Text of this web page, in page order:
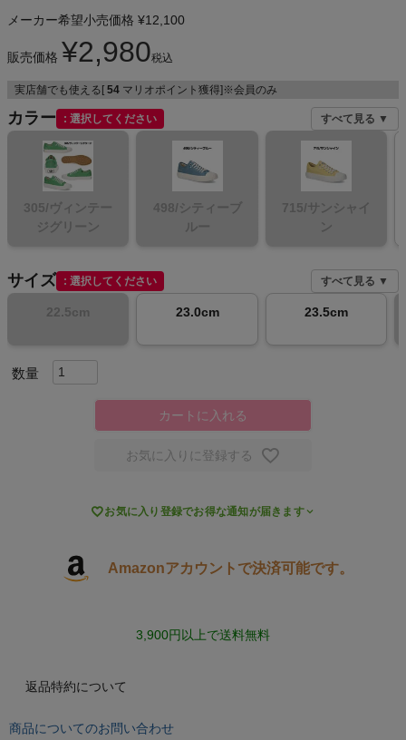
メンズスポーツウェア
レディーススポーツウェア
ヨガ
キャンプ・フェス
インフィット INFIT
メーカー希望小売価格 ¥12,100
販売価格 ¥2,980税込
実店舗でも使える[ 54 マリオポイント獲得]※会員のみ
カラー 選択してください すべて見る ▼
305/ヴィンテー
ジグリーン
498/シティーブ
ルー
715/サンシャイ
ン
サイズ 選択してください すべて見る ▼
22.5cm 23.0cm 23.5cm
カートに入れる
お気に入りに登録する
お気に入り登録でお得な通知が届きます
Amazonアカウントで決済可能です。
3,900円以上で送料無料
返品特約について
商品についてのお問い合わせ